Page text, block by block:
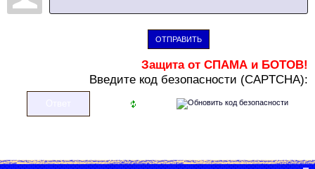
ОТПРАВИТЬ
Защита от СПАМА и БОТОВ!
Введите код безопасности (CAPTCHA):